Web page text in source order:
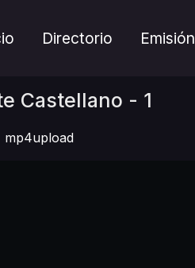
Directorio Emisión
Castellano - 1
mp4upload